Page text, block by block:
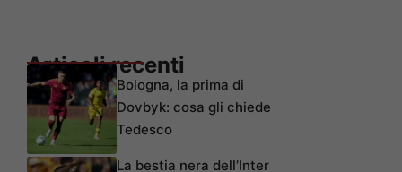
Articoli recenti
Bologna, la prima di
Dovbyk: cosa gli chiede
Tedesco
La bestia nera dell’Inter